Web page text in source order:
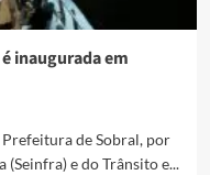
inaugurada em
de Sobral, por
e do Trânsito e...